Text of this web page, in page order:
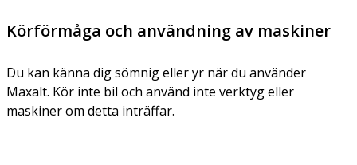
Körförmåga och användning av maskiner
Du kan känna dig sömnig eller yr när du använder
Maxalt. Kör inte bil och använd inte verktyg eller
maskiner om detta inträffar.